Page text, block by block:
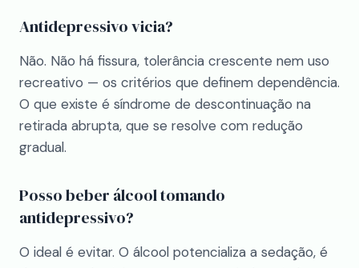
Antidepressivo vicia?
Não. Não há fissura, tolerância crescente nem uso
recreativo — os critérios que definem dependência.
O que existe é síndrome de descontinuação na
retirada abrupta, que se resolve com redução
gradual.
Posso beber álcool tomando
antidepressivo?
O ideal é evitar. O álcool potencializa a sedação, é